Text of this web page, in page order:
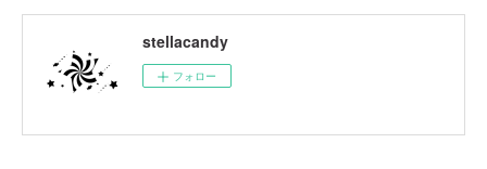
stellacandy
フォロー